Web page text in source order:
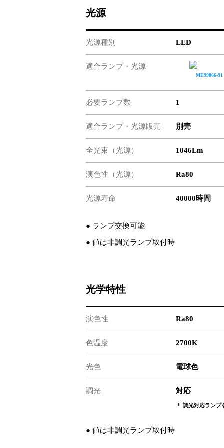
光源
光源種別 LED
適合ランプ・光源
ME99866-91
必要ランプ数 1
適合ランプ・光源販売 別売
全光束（光源） 1046Lm
演色性（光源） Ra80
光源寿命 40000時間
● ランプ交換可能
● 値は非調光ランプ取付時
光学特性
演色性 Ra80
色温度 2700K
光色 電球色
調光 対応
＊ 調光対応ランプ
● 値は非調光ランプ取付時